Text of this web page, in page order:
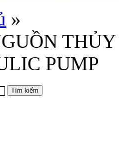
»
PUMP
Tìm kiếm